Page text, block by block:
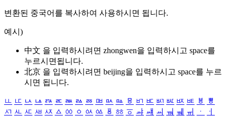
변환된 중국어를 복사하여 사용하시면 됩니다.
예시)
中文 을 입력하시려면 zhongwen을 입력하시고 space를
누르시면됩니다.
北京 을 입력하시려면 beijing을 입력하시고 space를 누르
시면 됩니다.
ㅥ ㅦ ㅧ ㅨ ㅩ ㅪ ㅫ ㅬ ㅭ ㅮ ㅯ ㅰ ㅱ ㅲ ㅳ ㅴ ㅵ ㅶ ㅷ ㅸ
ㅹ
ㅺ ㅻ ㅼ ㅽ ㅾ ㅿ ㆀ ㆁ ㆂ ㆃ ㆄ ㆅ ㆆ ㆇ ㆈ ㆉ ㆊ ㆋ ㆌ ㆍ
ㆎ